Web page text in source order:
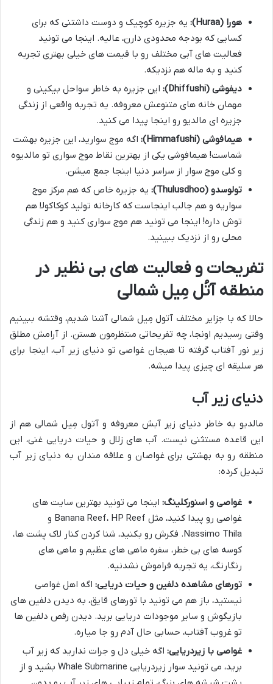
هورا (Huraa):
یه جزیره کوچیک و دوست داشتنی که برای
کسایی که بودجه محدودی دارن، عالیه. اینجا می تونید
فعالیت های آبی مختلف رو با قیمت های خیلی بهتری تجربه
کنید و به ماله هم نزدیکه.
دیفوشی (Dhiffushi):
این جزیره به خاطر سواحل بیکینی و
مهمان خانه های متنوعش معروفه. یه تجربه واقعی از زندگی
جزیره ای مالدیو رو اینجا پیدا می کنید.
هیمافوشی (Himmafushi):
اگه موج سوارید، این جزیره بهشت
شماست! هیمافوشی یکی از بهترین نقاط موج سواری تو مالدیوه
و کلی موج سوار از سراسر دنیا اینجا جمع میشن.
تولوسدو (Thulusdhoo):
یه جزیره خاص که هم مرکز موج
سواریه و هم جالب اینجاست که کارخانه تولید کوکاکولا هم
توش داره! اینجا می تونید هم موج سواری کنید و هم زندگی
محلی رو از نزدیک ببینید.
تفریحات و فعالیت های بی نظیر در
منطقه آتُل مِیل شمالی
حالا که با جزایر مختلف آتول مِیل شمالی آشنا شدیم، وقتشه ببینیم
وقتی رسیدیم اونجا، چه تفریحاتی منتظرمون هستن. از آرامش مطلق
زیر نور آفتاب گرفته تا هیجان غواصی تو دنیای زیر آب، اینجا برای
هر سلیقه ای چیزی پیدا میشه.
دنیای زیر آب
مالدیو به خاطر دنیای زیر آبش معروفه و آتول مِیل شمالی هم از
این قاعده مستثنی نیست. آب های زلال و حیات دریایی غنی، این
منطقه رو به بهشتی برای غواصان و علاقه مندان به دنیای زیر آب
تبدیل کرده:
غواصی و اسنورکلینگ: اینجا می تونید بهترین سایت های
غواصی رو پیدا کنید، مثل Banana Reef، HP Reef و
Nassimo Thila. فکرش رو بکنید، شنا کردن کنار لاک پشت ها،
کوسه های بی خطر، سفره ماهی های عظیم و ماهی های
رنگارنگ، یه تجربه فراموش نشدنیه.
تورهای مشاهده دلفین و حیات دریایی: اگه اهل غواصی
نیستید، باز هم می تونید با تورهای قایق، به دیدن دلفین های
بازیگوش و سایر موجودات دریایی برید. دیدن رقص دلفین ها
تو غروب آفتاب، حسابی حال آدم رو جا میاره.
غواصی با زیردریایی: اگه خیلی دل و جرات ندارید که زیر آب
برید، می تونید سوار زیردریایی Whale Submarine بشید و از